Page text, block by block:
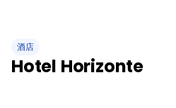
酒店
Hotel Horizonte